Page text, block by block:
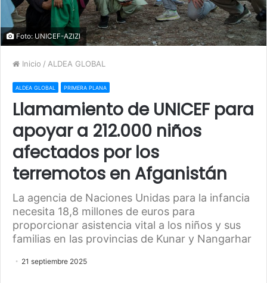
Foto: UNICEF-AZIZI
Inicio / ALDEA GLOBAL
ALDEA GLOBAL PRIMERA PLANA
Llamamiento de UNICEF para
apoyar a 212.000 niños
afectados por los
terremotos en Afganistán
La agencia de Naciones Unidas para la infancia
necesita 18,8 millones de euros para
proporcionar asistencia vital a los niños y sus
familias en las provincias de Kunar y Nangarhar
21 septiembre 2025